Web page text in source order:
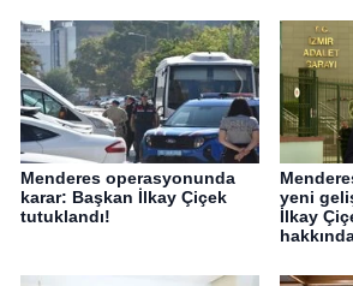
Menderes operasyonunda
karar: Başkan İlkay Çiçek
tutuklandı!
yeni
İlkay